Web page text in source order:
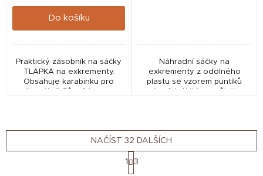
cena:
Do košíku
Praktický zásobník na sáčky
TLAPKA na exkrementy.
Obsahuje karabinku pro
Náhradní sáčky na
exkrementy z odolného
plastu se vzorem puntíků
sáčků. Obsah...
NAČÍST 32 DALŠÍCH
S
t
1 3